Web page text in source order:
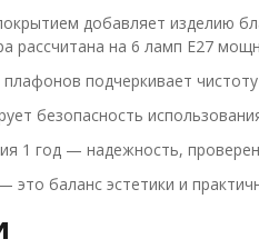
добавляет изделию
рассчитана на 6 ламп E27
подчеркивает
безопасность
1 год — надежность,
это баланс эстетики и